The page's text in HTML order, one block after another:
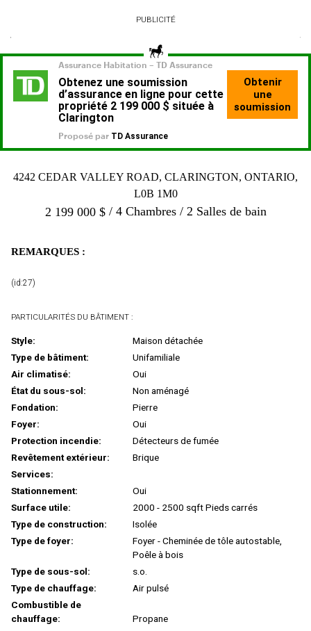
PUBLICITÉ
4242 CEDAR VALLEY ROAD, CLARINGTON, ONTARIO,
L0B 1M0
2 199 000 $ 4 Chambres 2 Salles de bain
REMARQUES :
(id:27)
PARTICULARITÉS DU BÂTIMENT :
Style:
Maison détachée
Type de bâtiment:
Unifamiliale
Air climatisé:
Oui
État du sous-sol:
Non aménagé
Fondation:
Pierre
Foyer:
Oui
Protection incendie:
Détecteurs de fumée
Revêtement extérieur:
Brique
Services:
Stationnement:
Oui
Surface utile:
2000 - 2500 sqft Pieds carrés
Type de construction:
Isolée
Type de foyer:
Foyer - Cheminée de tôle autostable,
Poêle à bois
Type de sous-sol:
s.o.
Type de chauffage:
Air pulsé
Combustible de
chauffage:
Propane